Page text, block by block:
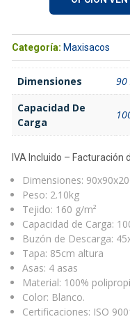
Categoría: Maxisacos
Dimensiones
90
Capacidad De
Carga
IVA Incluido – Facturación
Dimensiones:
Peso: 2.10kg
Tejido: 160 g/m²
Capacidad de Carga:
Buzón de Descarga:
Tapa: 85cm altura
Asas: 4 asas
Material: 100%
Color: Blanco.
Certificaciones: ISO